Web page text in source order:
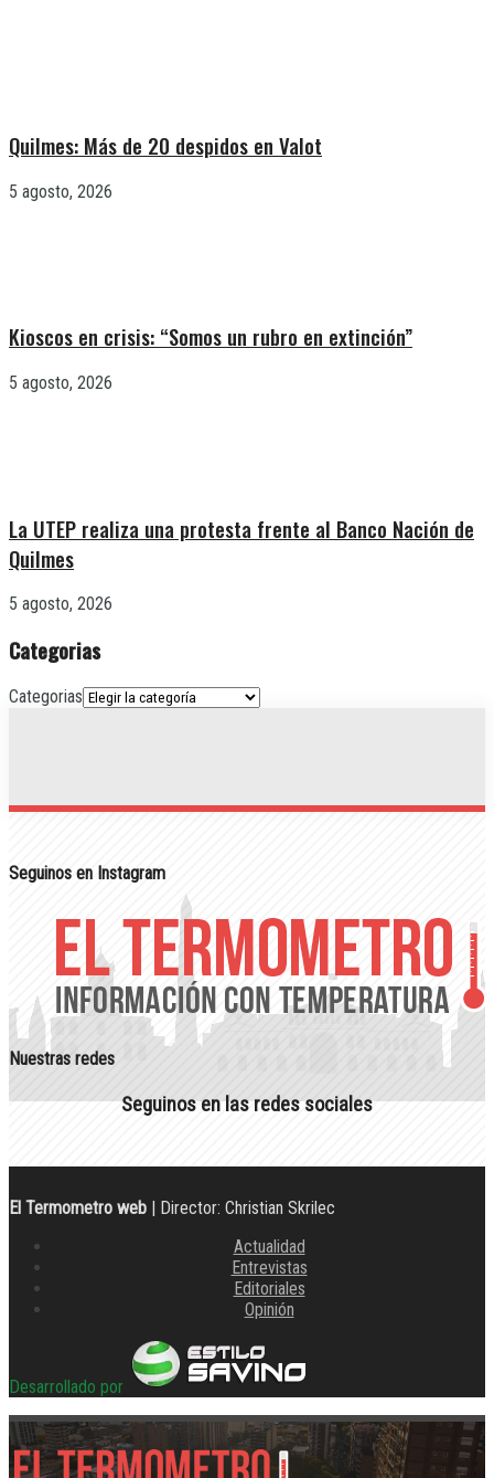
Quilmes: Más de 20 despidos en Valot
5 agosto, 2026
Kioscos en crisis: “Somos un rubro en extinción”
5 agosto, 2026
La UTEP realiza una protesta frente al Banco Nación de
Quilmes
5 agosto, 2026
Categorias
Categorias
Seguinos en Instagram
Nuestras redes
Seguinos en las redes sociales
El Termometro web | Director: Christian Skrilec
Actualidad
Entrevistas
Editoriales
Opinión
Desarrollado por